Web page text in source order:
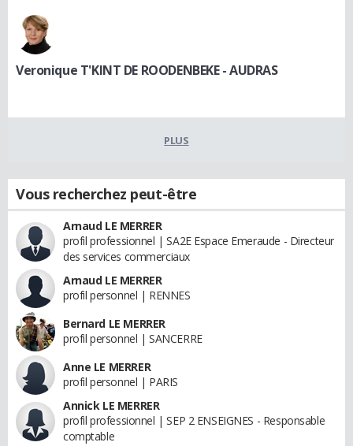
Veronique T'KINT DE ROODENBEKE - AUDRAS
PLUS
Vous recherchez peut-être
Arnaud LE MERRER
profil professionnel | SA2E Espace Emeraude - Directeur
des services commerciaux
Arnaud LE MERRER
profil personnel | RENNES
Bernard LE MERRER
profil personnel | SANCERRE
Anne LE MERRER
profil personnel | PARIS
Annick LE MERRER
profil professionnel | SEP 2 ENSEIGNES - Responsable
comptable